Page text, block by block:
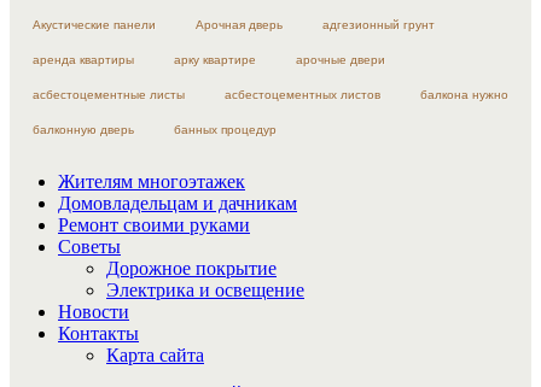
Акустические панели Арочная дверь адгезионный грунт
аренда квартиры арку квартире арочные двери
асбестоцементные листы асбестоцементных листов балкона нужно
балконную дверь банных процедур
Жителям многоэтажек
Домовладельцам и дачникам
Ремонт своими руками
Советы
Дорожное покрытие
Электрика и освещение
Новости
Контакты
Карта сайта